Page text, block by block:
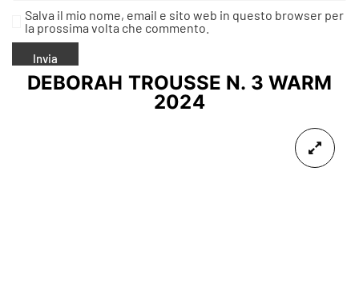
Salva il mio nome, email e sito web in questo browser per
la prossima volta che commento.
DEBORAH TROUSSE N. 3 WARM
2024